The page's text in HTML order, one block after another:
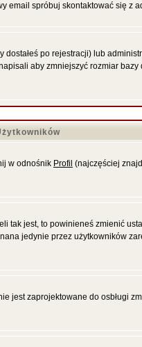
email spróbuj skontaktować się z
po rejestracji) lub
aby zmniejszyć rozmiar
w odnośnik Profil (najczęściej
tak jest, to powinieneś zmienić
jedynie przez użytkowników
jest zaprojektowane do osbługi